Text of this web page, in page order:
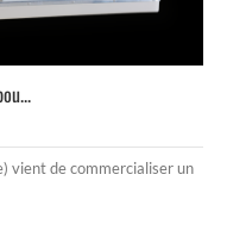
vient de commercialiser un